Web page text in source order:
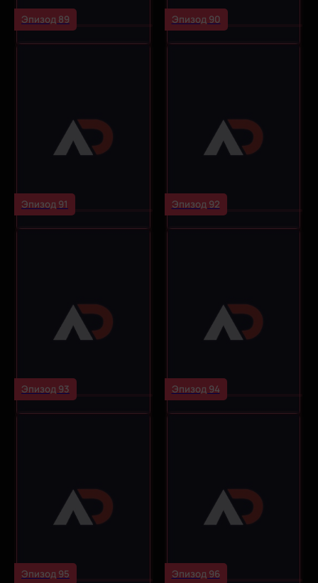
Эпизод 89 Эпизод 90
Эпизод 91 Эпизод 92
Эпизод 93 Эпизод 94
Эпизод 95 Эпизод 96